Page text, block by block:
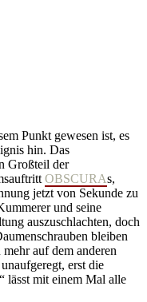
Punkt gewesen ist, es
hin. Das
Großteil der
OBSCURAs,
jetzt von Sekunde zu
und seine
auszuschlachten, doch
bleiben
auf dem anderen
erst die
lässt mit einem Mal alle